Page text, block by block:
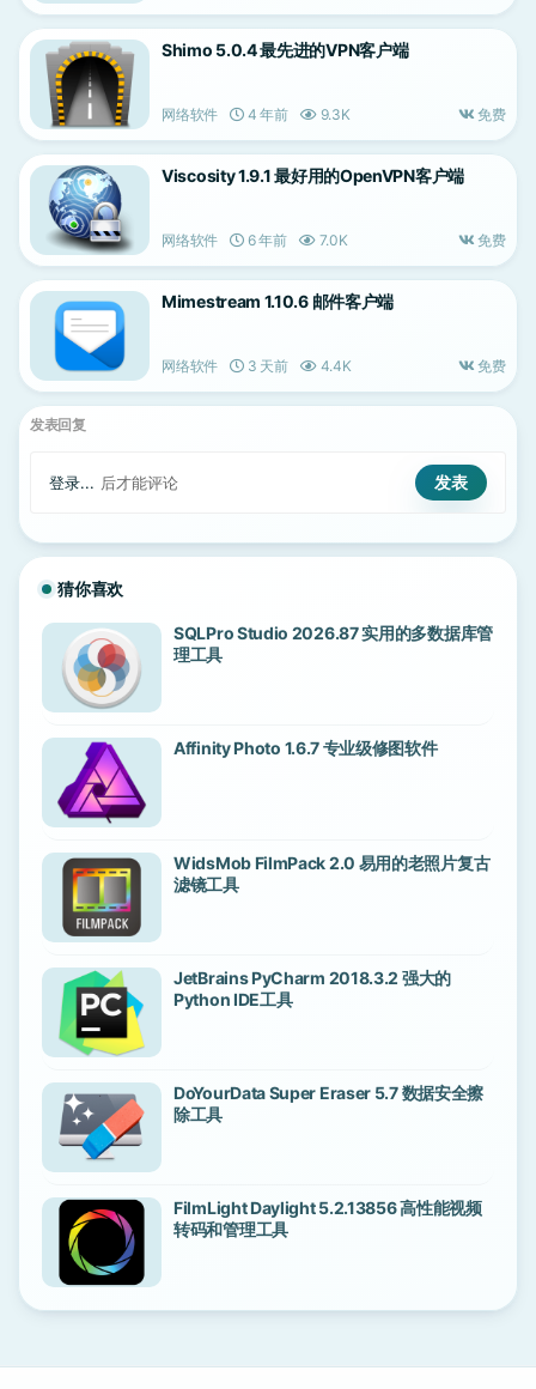
Shimo 5.0.4 最先进的VPN客户端
网络软件 4 年前 9.3K 免费
Viscosity 1.9.1 最好用的OpenVPN客户端
网络软件 6 年前 7.0K 免费
Mimestream 1.10.6 邮件客户端
网络软件 3 天前 4.4K 免费
发表回复
登录... 后才能评论
猜你喜欢
SQLPro Studio 2026.87 实用的多数据库管
理工具
Affinity Photo 1.6.7 专业级修图软件
WidsMob FilmPack 2.0 易用的老照片复古
滤镜工具
JetBrains PyCharm 2018.3.2 强大的
Python IDE工具
DoYourData Super Eraser 5.7 数据安全擦
除工具
FilmLight Daylight 5.2.13856 高性能视频
转码和管理工具